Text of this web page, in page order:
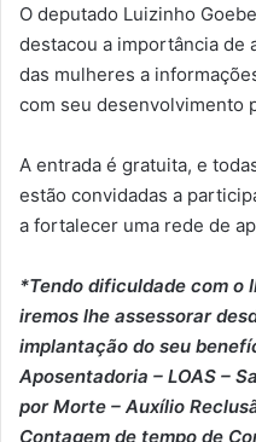
O deputado Luizinho
destacou a importância de
das mulheres a
com seu desenvolvimento
A entrada é gratuita, e
estão convidadas a
a fortalecer uma rede de
*Tendo dificuldade com o
iremos lhe assessorar
implantação do seu
⁠Aposentadoria – ⁠LOAS –
por Morte – ⁠Auxílio
⁠Contagem de tempo de